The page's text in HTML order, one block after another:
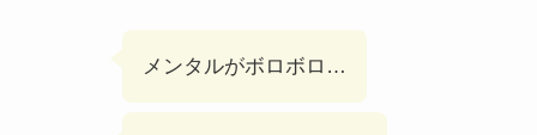
メンタルがボロボロ…